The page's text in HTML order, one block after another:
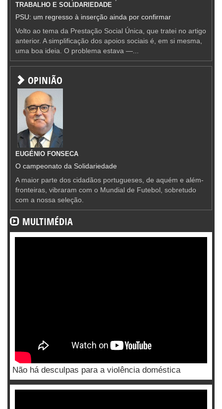
TRABALHO E SOLIDARIEDADE
PSU: um regresso à inserção ainda por confirmar
Volto ao tema da Prestação Social Única, que tratei no artigo
anterior. A simplificação dos apoios sociais é, em si mesma,
uma boa ideia. O problema estava —...
OPINIÃO
EUGÉNIO FONSECA
O campeonato da Solidariedade
A maior parte dos cidadãos portugueses, de aquém e além-
fronteiras, vibraram com o Mundial de Futebol, sobretudo
com a nossa seleção.
MULTIMÉDIA
Não há desculpas para a violência doméstica